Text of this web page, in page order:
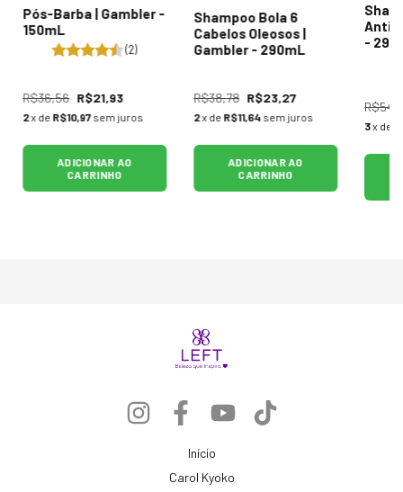
Pós-Barba | Gambler -
150mL
(2)
R$36,56 R$21,93
2x de R$10,97 sem juros
ADICIONAR AO
CARRINHO
Shampoo Bola 6
Cabelos Oleosos |
Gambler - 290mL
R$38,78 R$23,27
2x de R$11,64 sem juros
ADICIONAR AO
CARRINHO
Anti-
-
3x de
Início
Carol Kyoko